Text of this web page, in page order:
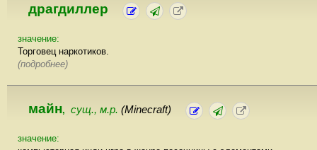
драгдиллер
значение:
Торговец наркотиков.
(подробнее)
майн, сущ., м.р. (Minecraft)
значение: